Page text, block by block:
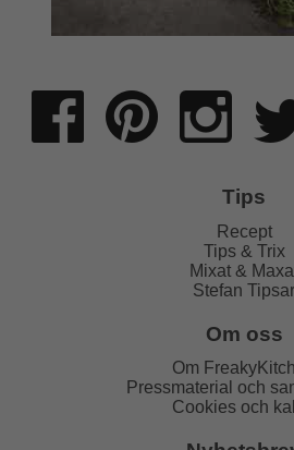
Tips
Recept
Tips & Trix
Mixat &
Stefan Tipsar
Om oss
Om
Pressmaterial och
Cookies och